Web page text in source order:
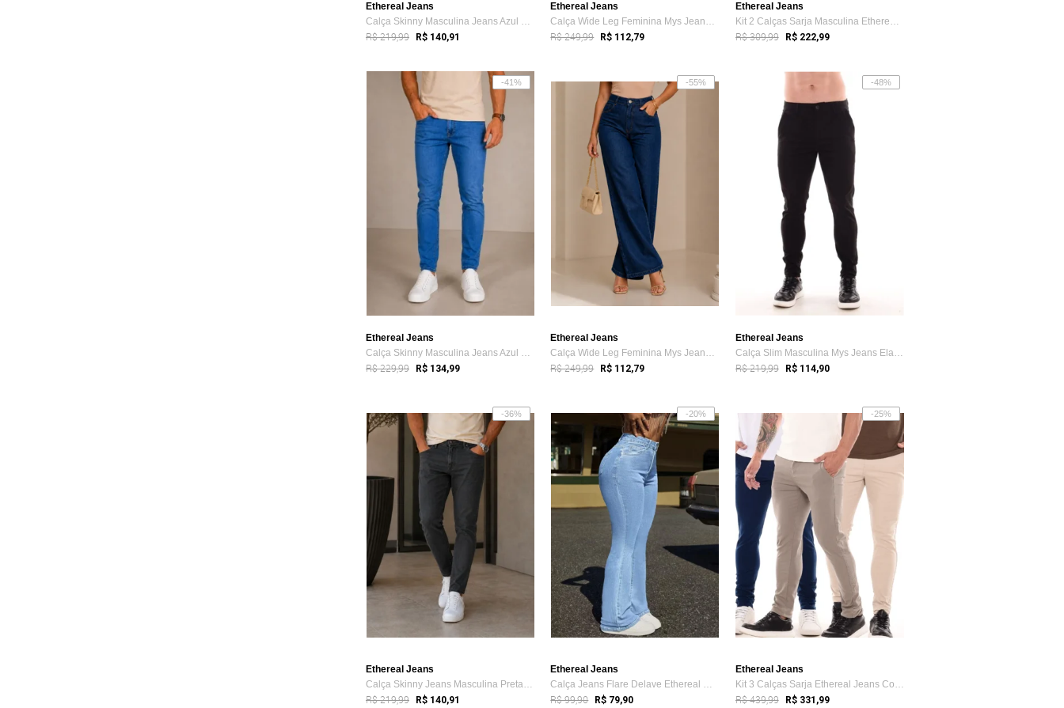
Ethereal Jeans
Calça Skinny Masculina Jeans Azul Claro ...
R$ 219,99 R$ 140,91
Ethereal Jeans
Calça Wide Leg Feminina Mys Jeans Escura...
R$ 249,99 R$ 112,79
Ethereal Jeans
Kit 2 Calças Sarja Masculina Ethereal Je...
R$ 309,99 R$ 222,99
-41%
Ethereal Jeans
Calça Skinny Masculina Jeans Azul Claro ...
R$ 229,99 R$ 134,99
-55%
Ethereal Jeans
Calça Wide Leg Feminina Mys Jeans Escura...
R$ 249,99 R$ 112,79
-48%
Ethereal Jeans
Calça Slim Masculina Mys Jeans Elastano ...
R$ 219,99 R$ 114,90
-36%
Ethereal Jeans
Calça Skinny Jeans Masculina Preta Premi...
R$ 219,99 R$ 140,91
-20%
Ethereal Jeans
Calça Jeans Flare Delave Ethereal Confor...
R$ 99,90 R$ 79,90
-25%
Ethereal Jeans
Kit 3 Calças Sarja Ethereal Jeans Confor...
R$ 439,99 R$ 331,99